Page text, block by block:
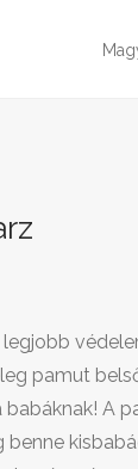
pamut
A